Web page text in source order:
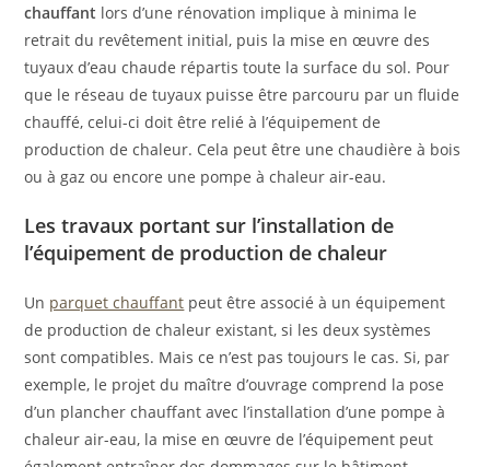
chauffant lors d’une rénovation implique à minima le
retrait du revêtement initial, puis la mise en œuvre des
tuyaux d’eau chaude répartis toute la surface du sol. Pour
que le réseau de tuyaux puisse être parcouru par un fluide
chauffé, celui-ci doit être relié à l’équipement de
production de chaleur. Cela peut être une chaudière à bois
ou à gaz ou encore une pompe à chaleur air-eau.
Les travaux portant sur l’installation de
l’équipement de production de chaleur
Un parquet chauffant peut être associé à un équipement
de production de chaleur existant, si les deux systèmes
sont compatibles. Mais ce n’est pas toujours le cas. Si, par
exemple, le projet du maître d’ouvrage comprend la pose
d’un plancher chauffant avec l’installation d’une pompe à
chaleur air-eau, la mise en œuvre de l’équipement peut